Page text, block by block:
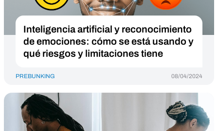
Inteligencia artificial y reconocimiento
de emociones: cómo se está usando y
qué riesgos y limitaciones tiene
PREBUNKING 08/04/2024